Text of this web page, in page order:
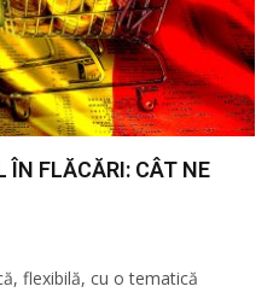
ÎN FLĂCĂRI: CÂT NE
flexibilă, cu o tematică